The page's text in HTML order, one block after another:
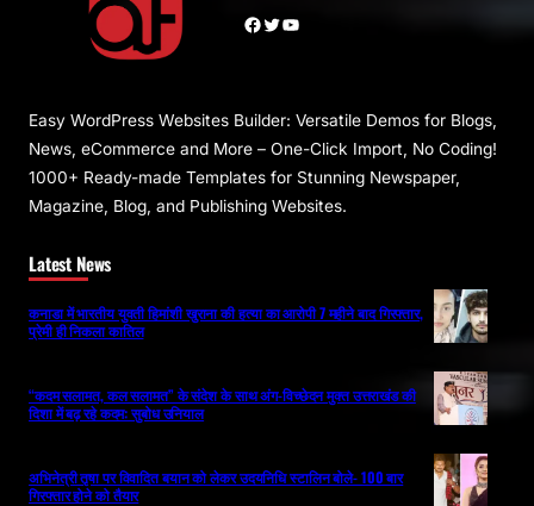
Facebook Twitter YouTube
Easy WordPress Websites Builder: Versatile Demos for Blogs,
News, eCommerce and More – One-Click Import, No Coding!
1000+ Ready-made Templates for Stunning Newspaper,
Magazine, Blog, and Publishing Websites.
Latest News
कनाडा में भारतीय युवती हिमांशी खुराना की हत्या का आरोपी 7 महीने बाद गिरफ्तार,
प्रेमी ही निकला कातिल
“कदम सलामत, कल सलामत” के संदेश के साथ अंग-विच्छेदन मुक्त उत्तराखंड की
दिशा में बढ़ रहे कदम: सुबोध उनियाल
अभिनेत्री तृषा पर विवादित बयान को लेकर उदयनिधि स्टालिन बोले- 100 बार
गिरफ्तार होने को तैयार